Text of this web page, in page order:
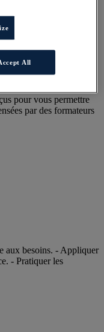
chaleur
pour vous permettre
par des formateurs
aux besoins. - Appliquer
- Pratiquer les
All